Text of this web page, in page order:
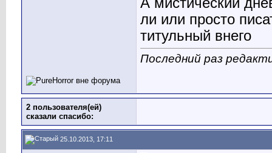
А мистический
ли или просто
титульный внего
Последний раз
2 пользователя(ей)
сказали cпасибо:
25.10.2013, 17:11